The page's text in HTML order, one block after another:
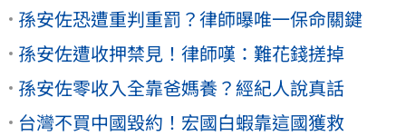
孫安佐恐遭重判重罰？律師曝唯一保命關鍵
孫安佐遭收押禁見！律師嘆：難花錢搓掉
孫安佐零收入全靠爸媽養？經紀人說真話
台灣不買中國毀約！宏國白蝦靠這國獲救